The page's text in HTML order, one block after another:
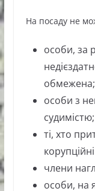
На посаду не
особи, за
обмежена;
особи з
судимістю;
ті, хто
члени
особи, на